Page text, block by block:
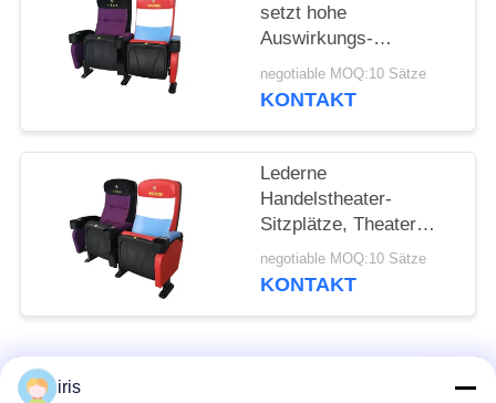
setzt hohe
Auswirkungs-
Polypropylen-zurück
Texturoberfläche
negotiable MOQ:10 Sätze
KONTAKT
Lederne
Handelstheater-
Sitzplätze, Theater
Recliner-Stuhl-
ergonomische
negotiable MOQ:10 Sätze
KONTAKT
Beliebte Kategorien
iris